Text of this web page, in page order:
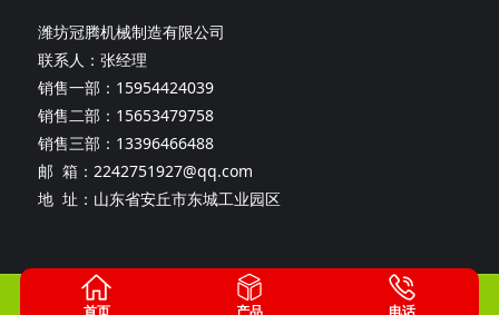
潍坊冠腾机械制造有限公司
联系人：张经理
销售一部：15954424039
销售二部：15653479758
销售三部：13396466488
邮 箱：2242751927@qq.com
地 址：山东省安丘市东城工业园区
版权所有：潍坊冠腾机械制造有限公司 鲁ICP备20027165号-1
首页 产品 电话